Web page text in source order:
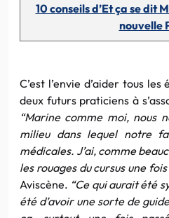
10 conseils d’Et ça se dit
nouvelle
C’est l’envie d’aider tous
deux futurs praticiens à
“Marine comme moi, nous
milieu dans lequel notre
médicales. J’ai, comme
les rouages du cursus une
Aviscène. “Ce qui aurait été
été d’avoir une sorte de